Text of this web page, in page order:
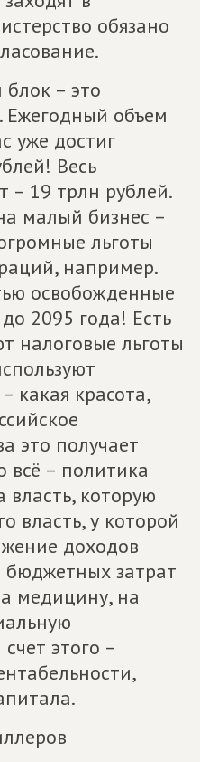
обязано
– это
Ежегодный объем
уже достиг
Весь
19 трлн рублей.
малый бизнес –
льготы
например.
освобожденные
2095 года! Есть
налоговые льготы
какая красота,
это получает
всё – политика
власть, которую
власть, у которой
доходов
бюджетных затрат
медицину, на
этого –